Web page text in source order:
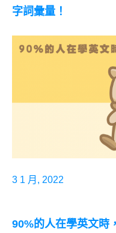
字詞彙量！
3 1 月, 2022
90%的人在學英文時